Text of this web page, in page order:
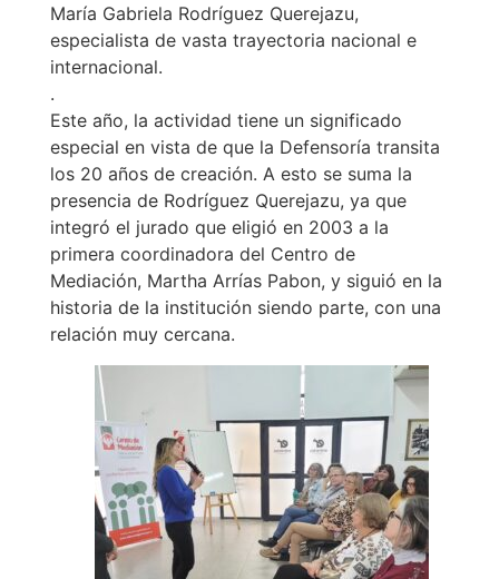
María Gabriela Rodríguez Querejazu,
especialista de vasta trayectoria nacional e
internacional.
.
Este año, la actividad tiene un significado
especial en vista de que la Defensoría transita
los 20 años de creación. A esto se suma la
presencia de Rodríguez Querejazu, ya que
integró el jurado que eligió en 2003 a la
primera coordinadora del Centro de
Mediación, Martha Arrías Pabon, y siguió en la
historia de la institución siendo parte, con una
relación muy cercana.